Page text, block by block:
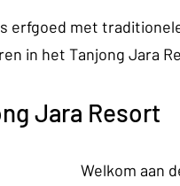
erfgoed met
in het Tanjong Jara
Jara Resort
Welkom aan